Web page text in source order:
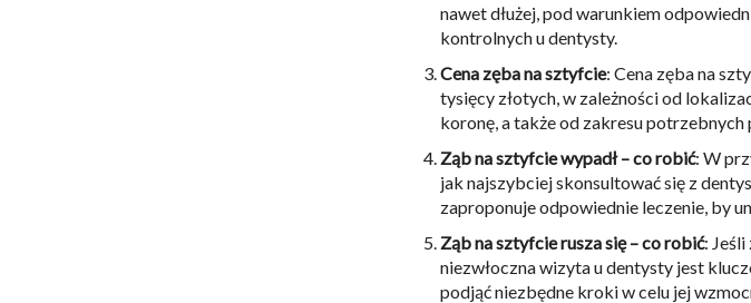
nawet dłużej, pod warunkiem
kontrolnych u dentysty.
Cena zęba na sztyfcie: Cena zęba na
tysięcy złotych, w zależności od
koronę, a także od zakresu
Ząb na sztyfcie wypadł – co robić: W
jak najszybciej skonsultować się z
zaproponuje odpowiednie leczenie, by
Ząb na sztyfcie rusza się – co robić: Jeśli
niezwłoczna wizyta u dentysty jest
podjąć niezbędne kroki w celu jej